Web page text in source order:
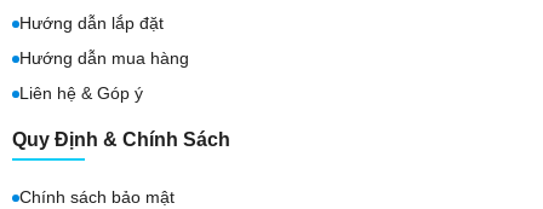
Hướng dẫn lắp đặt
Hướng dẫn mua hàng
Liên hệ & Góp ý
Quy Định & Chính Sách
Chính sách bảo mật